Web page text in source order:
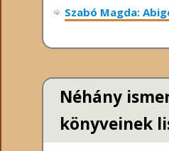
Szabó Magda:
Néhány
könyveinek